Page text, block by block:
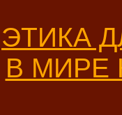
ЭТИКА
В МИРЕ